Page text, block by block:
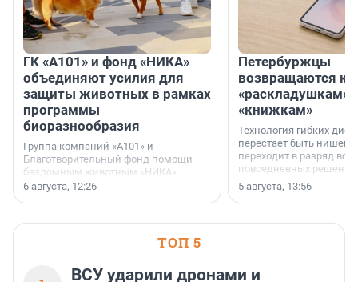
ГК «А101» и фонд «НИКА»
объединяют усилия для
защиты животных в рамках
программы
биоразнообразия
Группа компаний «А101» и
Благотворительный фонд помощи
бездомным животным «НИКА»
заключили соглашение о
6 августа, 12:26
Петербуржцы
возвращаются к
«раскладушкам»
«книжкам»
Технология гибких
перестает быть
переходит в разряд
повседневных
5 августа, 13:56
ТОП 5
ВСУ ударили дронами и